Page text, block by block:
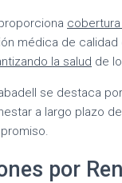
médica de calidad
la salud de
se destaca
a largo plazo
por